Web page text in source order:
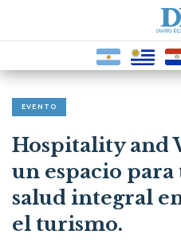
EVENTO
Hospitality and
un espacio
salud integral
el turismo.